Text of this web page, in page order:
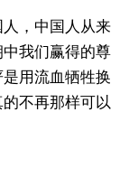
，中国人从来
我们赢得的尊
用流血牺牲换
不再那样可以